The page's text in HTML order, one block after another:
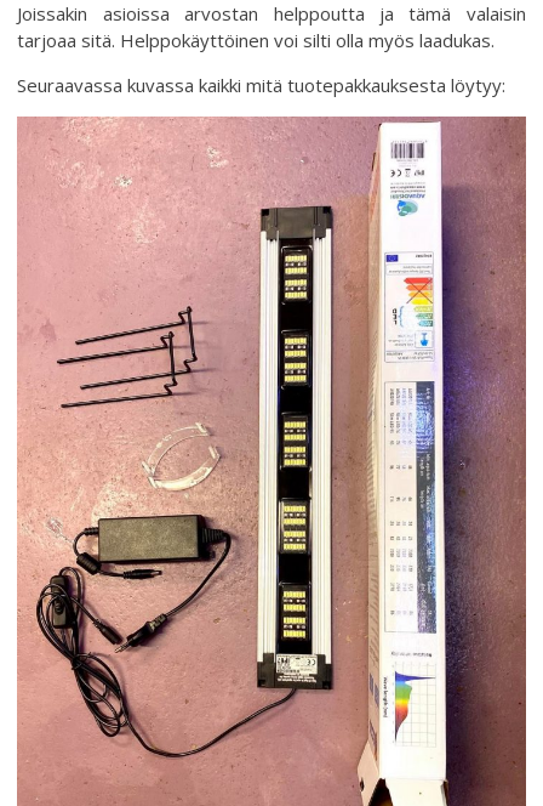
Joissakin asioissa arvostan helppoutta ja tämä valaisin
tarjoaa sitä. Helppokäyttöinen voi silti olla myös laadukas.
Seuraavassa kuvassa kaikki mitä tuotepakkauksesta löytyy: